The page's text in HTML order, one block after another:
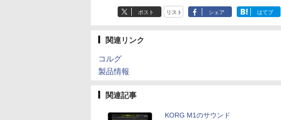
ポスト リスト シェア はてブ
関連リンク
コルグ
製品情報
関連記事
KORG M1のサウンド